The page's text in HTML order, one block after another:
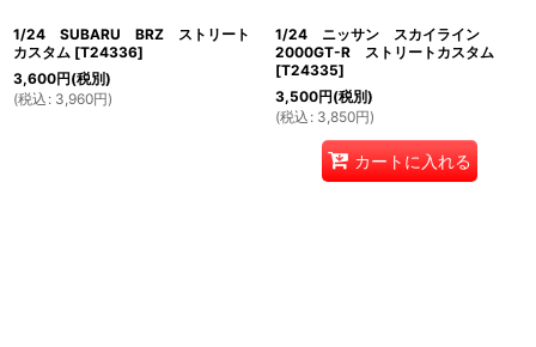
1/24 SUBARU BRZ ストリート
カスタム [T24336]
3,600円(税別)
(税込 : 3,960円)
1/24 ニッサン スカイライン
2000GT-R ストリートカスタム
[T24335]
3,500円(税別)
(税込 : 3,850円)
カートに入れる